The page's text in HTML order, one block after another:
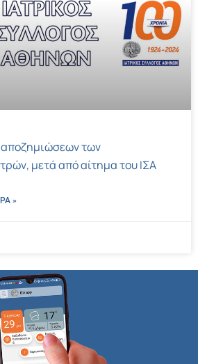
των
μετά από αίτημα του ΙΣΑ
»